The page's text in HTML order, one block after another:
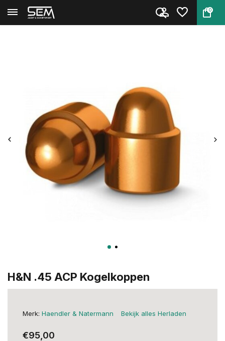
0
Terug Home H&N .45 ACP Kogelkoppen
H&N .45 ACP Kogelkoppen
Merk: Haendler & Natermann Bekijk alles Herladen
€95,00